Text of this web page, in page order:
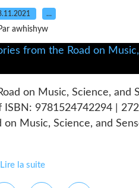
…
awhishyw
on Music, Science, and
9781524742294 |
Music, Science, and
Lire la suite